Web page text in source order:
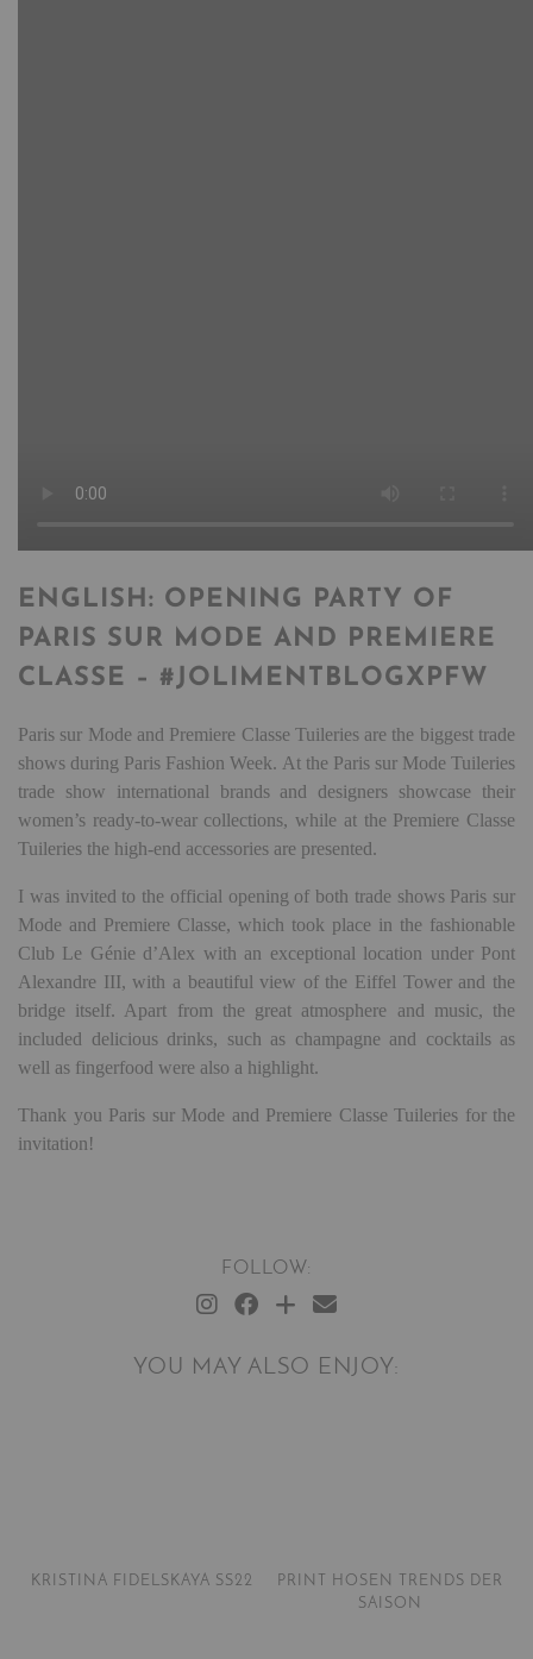
ENGLISH: OPENING PARTY OF
PARIS SUR MODE AND PREMIERE
CLASSE – #JOLIMENTBLOGXPFW
Paris sur Mode and Premiere Classe Tuileries are the biggest trade
shows during Paris Fashion Week. At the Paris sur Mode Tuileries
trade show international brands and designers showcase their
women’s ready-to-wear collections, while at the Premiere Classe
Tuileries the high-end accessories are presented.
I was invited to the official opening of both trade shows Paris sur
Mode and Premiere Classe, which took place in the fashionable
Club Le Génie d’Alex with an exceptional location under Pont
Alexandre III, with a beautiful view of the Eiffel Tower and the
bridge itself. Apart from the great atmosphere and music, the
included delicious drinks, such as champagne and cocktails as
well as fingerfood were also a highlight.
Thank you Paris sur Mode and Premiere Classe Tuileries for the
invitation!
FOLLOW:
YOU MAY ALSO ENJOY:
KRISTINA FIDELSKAYA SS22
PRINT HOSEN TRENDS DER
SAISON